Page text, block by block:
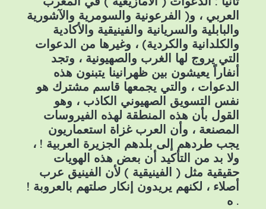
العربي ، و( الفرعونية والسومرية والآشورية
والبابلية والسريانية والفينيقية والأكادية
والكلدانية والكردية) ، وغيرها من الدعوات
التي يروج لها الغرب والصهيونية ، وتجد
أنفاراً يعيشون بين ظهرانينا يتبنون هذه
الدعوات ، والتي يجمعها قاسم مشترك هو
نفس التسويق الصهيوني الكاذب ، وهو
القول بأن هذه المنطقة لهذه الفيروسات
المصنعة ، وأن العرب غزاة استعماريون
يجب طردهم إلى بلدهم الجزيرة العربية ! ،
ولا بد من التأكيد أن بعض هذه الهويات
حقيقية مثل ( الفينيقية ) لأن الفينيق عرب
أصلاء ، لكنهم يريدون إنكار صلتهم بالعروبة !
. ه